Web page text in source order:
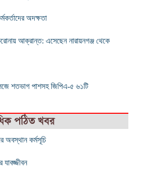
অদক্ষতা
আক্রান্ত: এসেছেন নারায়নগঞ্জ থেকে
শতভাগ পাশসহ জিপিএ-৫ ৬১টি
পঠিত খবর
অবস্থান কর্মসূচি